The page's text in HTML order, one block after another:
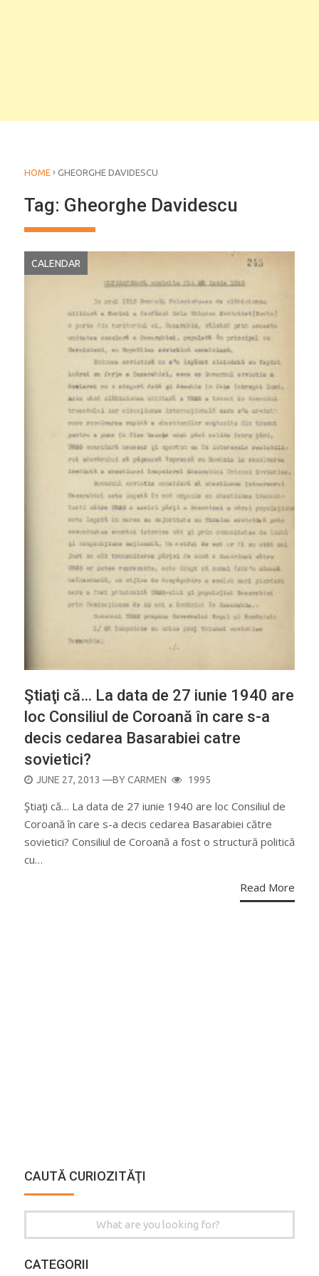
HOME › GHEORGHE DAVIDESCU
Tag: Gheorghe Davidescu
CALENDAR
Ştiaţi că… La data de 27 iunie 1940 are
loc Consiliul de Coroană în care s-a
decis cedarea Basarabiei catre
sovietici?
POSTED
JUNE 27, 2013 —BYCARMEN 1995
Ştiaţi că… La data de 27 iunie 1940 are loc Consiliul de
Coroană în care s-a decis cedarea Basarabiei către
sovietici? Consiliul de Coroană a fost o structură politică
cu…
Read More
CAUTĂ CURIOZITĂŢI
Search
CATEGORII